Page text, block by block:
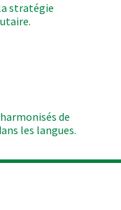
stratégie
de
les langues.